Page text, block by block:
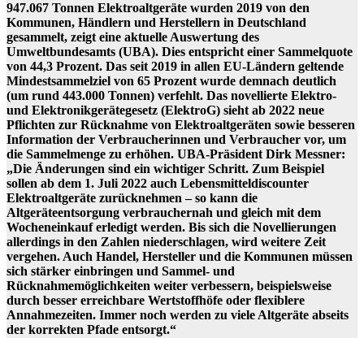
947.067 Tonnen Elektroaltgeräte wurden 2019 von den
Kommunen, Händlern und Herstellern in Deutschland
gesammelt, zeigt eine aktuelle Auswertung des
Umweltbundesamts (UBA). Dies entspricht einer Sammelquote
von 44,3 Prozent. Das seit 2019 in allen EU-Ländern geltende
Mindestsammelziel von 65 Prozent wurde demnach deutlich
(um rund 443.000 Tonnen) verfehlt. Das novellierte Elektro-
und Elektronikgerätegesetz (ElektroG) sieht ab 2022 neue
Pflichten zur Rücknahme von Elektroaltgeräten sowie besseren
Information der Verbraucherinnen und Verbraucher vor, um
die Sammelmenge zu erhöhen. UBA-Präsident Dirk Messner:
„Die Änderungen sind ein wichtiger Schritt. Zum Beispiel
sollen ab dem 1. Juli 2022 auch Lebensmitteldiscounter
Elektroaltgeräte zurücknehmen – so kann die
Altgeräteentsorgung verbrauchernah und gleich mit dem
Wocheneinkauf erledigt werden. Bis sich die Novellierungen
allerdings in den Zahlen niederschlagen, wird weitere Zeit
vergehen. Auch Handel, Hersteller und die Kommunen müssen
sich stärker einbringen und Sammel- und
Rücknahmemöglichkeiten weiter verbessern, beispielsweise
durch besser erreichbare Wertstoffhöfe oder flexiblere
Annahmezeiten. Immer noch werden zu viele Altgeräte abseits
der korrekten Pfade entsorgt.“